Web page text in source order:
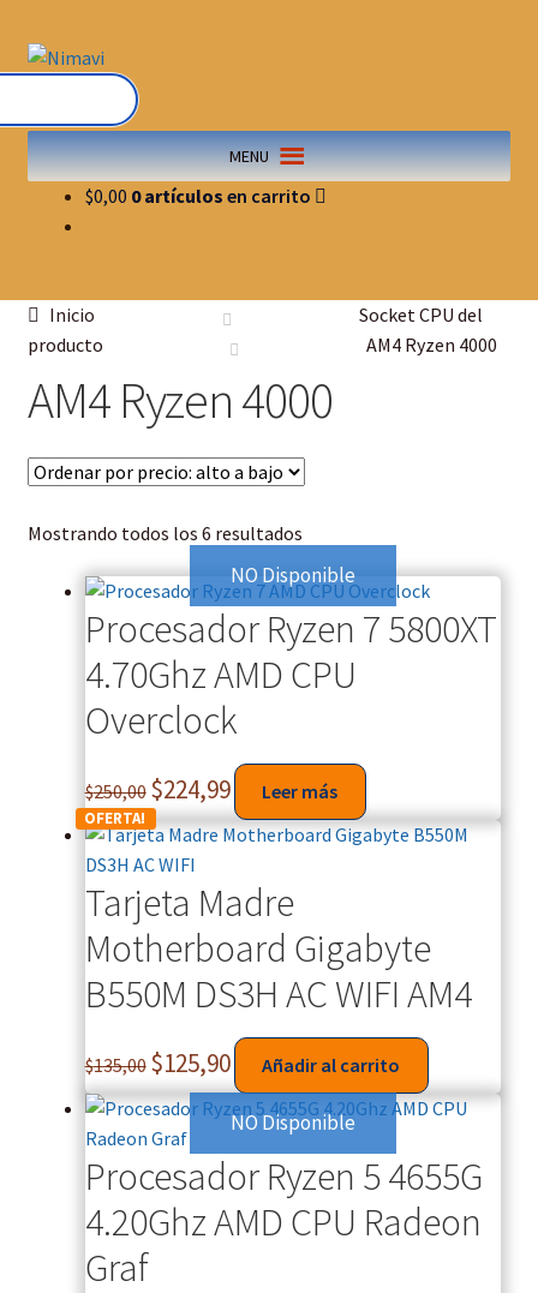
MENU
$0,00 0 artículos
Inicio
Socket CPU del
producto
AM4 Ryzen 4000
AM4 Ryzen 4000
Mostrando todos los 6 resultados
NO Disponible
Procesador Ryzen 7 5800XT
4.70Ghz AMD CPU
Overclock
$250,00 $224,99 Leer más
OFERTA!
Tarjeta Madre
Motherboard Gigabyte
B550M DS3H AC WIFI AM4
$135,00 $125,90 Añadir al carrito
NO Disponible
Procesador Ryzen 5 4655G
4.20Ghz AMD CPU Radeon
Graf